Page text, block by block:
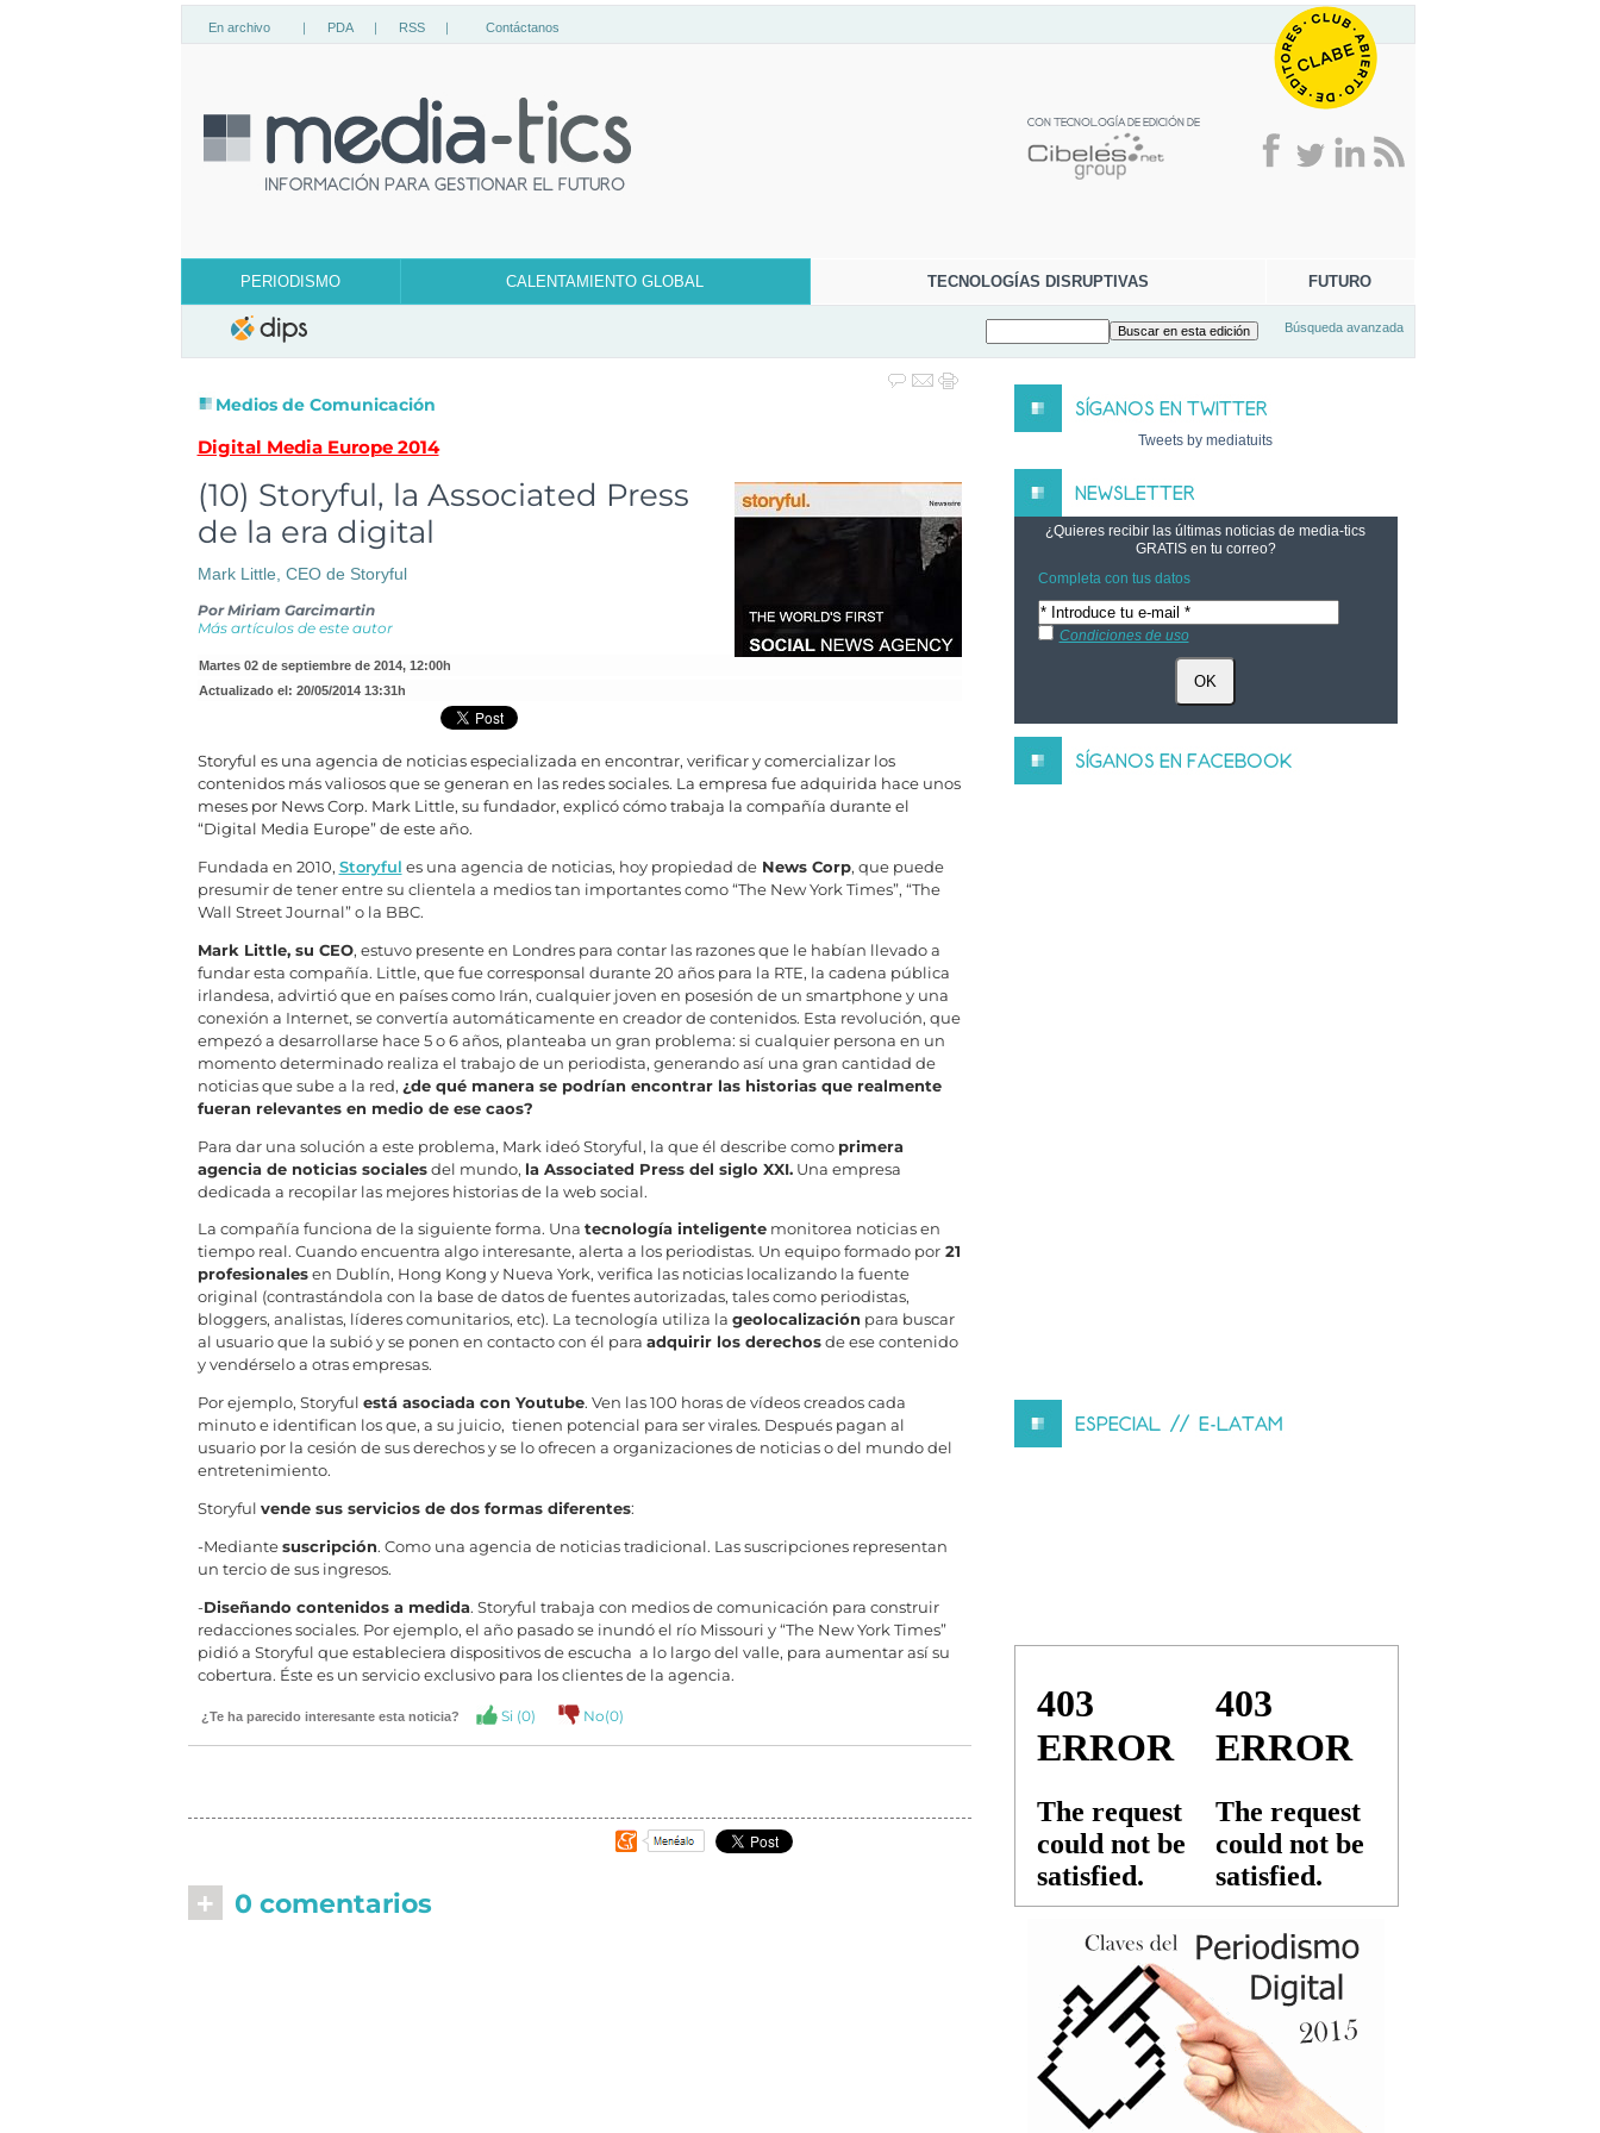
En archivo | PDA | RSS | Contáctanos
PERIODISMO CALENTAMIENTO GLOBAL TECNOLOGÍAS DISRUPTIVAS FUTURO
Búsqueda avanzada
Medios de Comunicación
Digital Media Europe 2014
(10) Storyful, la Associated Press
de la era digital
Mark Little, CEO de Storyful
PorMiriam Garcimartin
Más artículos de este autor
martes 02 de septiembre de 2014, 12:00h
Actualizado el: 20/05/2014 13:31h
Storyful es una agencia de noticias especializada en encontrar, verificar y comercializar los
contenidos más valiosos que se generan en las redes sociales. La empresa fue adquirida hace unos
meses por News Corp. Mark Little, su fundador, explicó cómo trabaja la compañía durante el
“Digital Media Europe” de este año.
Fundada en 2010, Storyful es una agencia de noticias, hoy propiedad deNews Corp, que puede
presumir de tener entre su clientela a medios tan importantes como “The New York Times”, “The
Wall Street Journal” o la BBC.
Mark Little, su CEO, estuvo presente en Londres para contar las razones que le habían llevado a
fundar esta compañía. Little, que fue corresponsal durante 20 años para la RTE, la cadena pública
irlandesa, advirtió que en países como Irán, cualquier joven en posesión de un smartphone y una
conexión a Internet, se convertía automáticamente en creador de contenidos. Esta revolución, que
empezó a desarrollarse hace 5 o 6 años, planteaba un gran problema: si cualquier persona en un
momento determinado realiza el trabajo de un periodista, generando así una gran cantidad de
noticias que sube a la red, ¿de qué manera se podrían encontrar las historias que realmente
fueran relevantes en medio de ese caos?
Para dar una solución a este problema, Mark ideó Storyful, la que él describe como primera
agencia de noticias socialesdel mundo, la Associated Press del siglo XXI.Una empresa
dedicada a recopilar las mejores historias de la web social.
La compañía funciona de la siguiente forma. Una tecnología inteligentemonitorea noticias en
tiempo real. Cuando encuentra algo interesante, alerta a los periodistas. Un equipo formado por21
profesionalesen Dublín, Hong Kong y Nueva York, verifica las noticias localizando la fuente
original (contrastándola con la base de datos de fuentes autorizadas, tales como periodistas,
bloggers, analistas, líderes comunitarios, etc). La tecnología utiliza la geolocalización para buscar
al usuario que la subió y se ponen en contacto con él para adquirir los derechosde ese contenido
y vendérselo a otras empresas.
Por ejemplo, Storyful está asociada con Youtube. Ven las 100 horas de vídeos creados cada
minuto e identifican los que, a su juicio, tienen potencial para ser virales. Después pagan al
usuario por la cesión de sus derechos y se lo ofrecen a organizaciones de noticias o del mundo del
entretenimiento.
Storyful vende sus servicios de dos formas diferentes:
-Mediante suscripción. Como una agencia de noticias tradicional. Las suscripciones representan
un tercio de sus ingresos.
-Diseñando contenidos a medida. Storyful trabaja con medios de comunicación para construir
redacciones sociales. Por ejemplo, el año pasado se inundó el río Missouri y “The New York Times”
pidió a Storyful que estableciera dispositivos de escucha a lo largo del valle, para aumentar así su
cobertura. Éste es un servicio exclusivo para los clientes de la agencia.
¿Te ha parecido interesante esta noticia? Si (0) No(0)
+ 0 comentarios
Tweets by mediatuits
¿Quieres recibir las últimas noticias de media-tics
GRATISen tu correo?
Completa con tus datos
Condiciones de uso